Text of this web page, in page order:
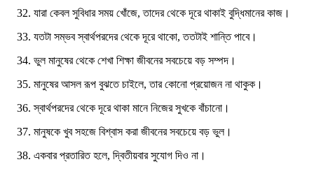
যারা কেবল সুবিধার সময় খোঁজে, তাদের থেকে দূরে থাকাই বুদ্ধিমানের কাজ।
যতটা সম্ভব স্বার্থপরদের থেকে দূরে থাকো, ততটাই শান্তি পাবে।
ভুল মানুষের থেকে শেখা শিক্ষা জীবনের সবচেয়ে বড় সম্পদ।
মানুষের আসল রূপ বুঝতে চাইলে, তার কোনো প্রয়োজন না থাকুক।
স্বার্থপরদের থেকে দূরে থাকা মানে নিজের সুখকে বাঁচানো।
মানুষকে খুব সহজে বিশ্বাস করা জীবনের সবচেয়ে বড় ভুল।
একবার প্রতারিত হলে, দ্বিতীয়বার সুযোগ দিও না।